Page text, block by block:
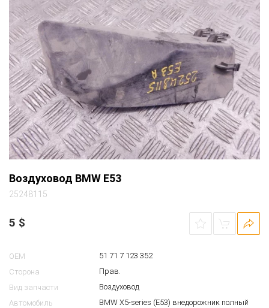
Воздуховод BMW E53
25248115
5 $
OEM
51 71 7 123 352
Сторона
Прав.
Вид запчасти
Воздуховод
Автомобиль
BMW X5-series (E53) внедорожник полный